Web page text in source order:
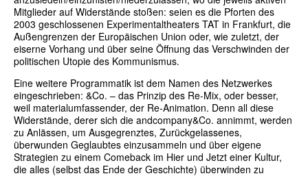
Mitglieder auf Widerstände stoßen: seien es die Pforten des
2003 geschlossenen Experimentaltheaters TAT in Frankfurt, die
Außengrenzen der Europäischen Union oder, wie zuletzt, der
eiserne Vorhang und über seine Öffnung das Verschwinden der
politischen Utopie des Kommunismus.
Eine weitere Programmatik ist dem Namen des Netzwerkes
eingeschrieben: &Co. – das Prinzip des Re-Mix, oder besser,
weil materialumfassender, der Re-Animation. Denn all diese
Widerstände, derer sich die andcompany&Co. annimmt, werden
zu Anlässen, um Ausgegrenztes, Zurückgelassenes,
überwunden Geglaubtes einzusammeln und über eigene
Strategien zu einem Comeback im Hier und Jetzt einer Kultur,
die alles (selbst das Ende der Geschichte) überwinden zu